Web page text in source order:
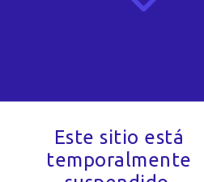
Este sitio está
temporalmente